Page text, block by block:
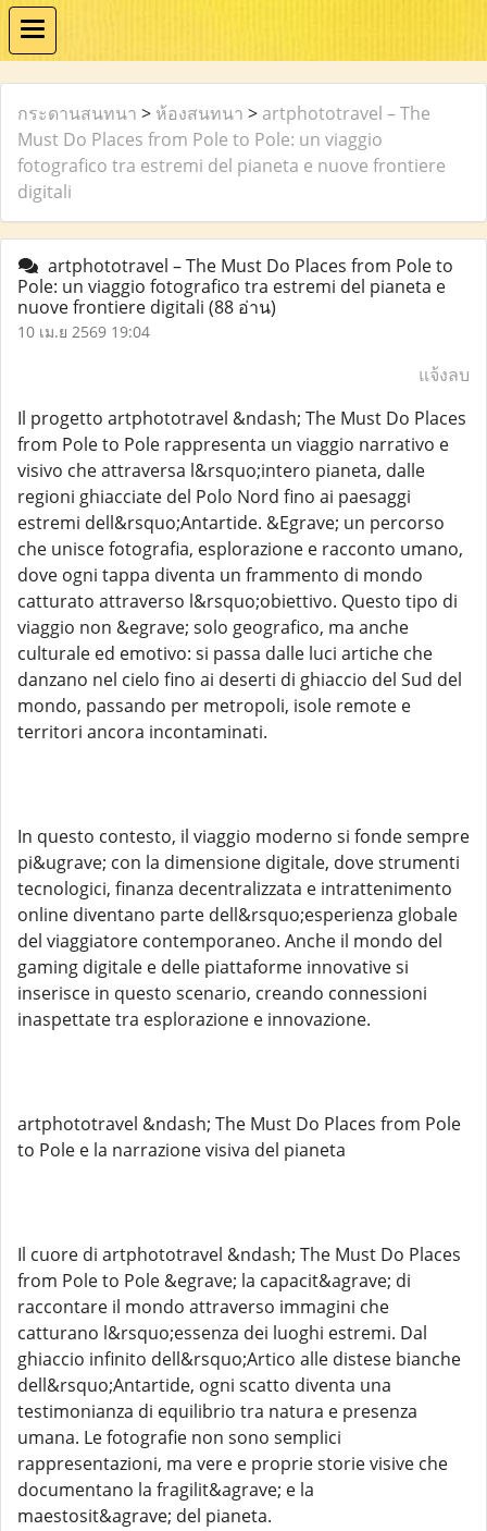
กระดานสนทนา > ห้องสนทนา > artphototravel – The
Must Do Places from Pole to Pole: un viaggio
fotografico tra estremi del pianeta e nuove frontiere
digitali
artphototravel – The Must Do Places from Pole to
Pole: un viaggio fotografico tra estremi del pianeta e
nuove frontiere digitali (88 อ่าน)
10 เม.ย 2569 19:04
แจ้งลบ
Il progetto artphototravel &ndash; The Must Do Places
from Pole to Pole rappresenta un viaggio narrativo e
visivo che attraversa l&rsquo;intero pianeta, dalle
regioni ghiacciate del Polo Nord fino ai paesaggi
estremi dell&rsquo;Antartide. &Egrave; un percorso
che unisce fotografia, esplorazione e racconto umano,
dove ogni tappa diventa un frammento di mondo
catturato attraverso l&rsquo;obiettivo. Questo tipo di
viaggio non &egrave; solo geografico, ma anche
culturale ed emotivo: si passa dalle luci artiche che
danzano nel cielo fino ai deserti di ghiaccio del Sud del
mondo, passando per metropoli, isole remote e
territori ancora incontaminati.
In questo contesto, il viaggio moderno si fonde sempre
pi&ugrave; con la dimensione digitale, dove strumenti
tecnologici, finanza decentralizzata e intrattenimento
online diventano parte dell&rsquo;esperienza globale
del viaggiatore contemporaneo. Anche il mondo del
gaming digitale e delle piattaforme innovative si
inserisce in questo scenario, creando connessioni
inaspettate tra esplorazione e innovazione.
artphototravel &ndash; The Must Do Places from Pole
to Pole e la narrazione visiva del pianeta
Il cuore di artphototravel &ndash; The Must Do Places
from Pole to Pole &egrave; la capacit&agrave; di
raccontare il mondo attraverso immagini che
catturano l&rsquo;essenza dei luoghi estremi. Dal
ghiaccio infinito dell&rsquo;Artico alle distese bianche
dell&rsquo;Antartide, ogni scatto diventa una
testimonianza di equilibrio tra natura e presenza
umana. Le fotografie non sono semplici
rappresentazioni, ma vere e proprie storie visive che
documentano la fragilit&agrave; e la
maestosit&agrave; del pianeta.